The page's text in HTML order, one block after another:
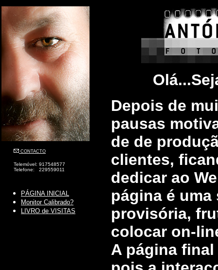
CONTACTO
Telemóvel: 917548577
Telefone: 229559011
PÁGINA INICIAL
Monitor Calibrado?
LIVRO de VISITAS
Depois de
pausas
de de
clientes,
dedicar ao
página é
provisória,
colocar on-
A página